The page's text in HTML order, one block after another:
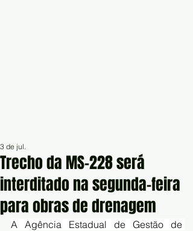
Trecho da MS-228 será
interditado na segunda-feira
para obras de drenagem
3 de jul.
A Agência Estadual de Gestão de